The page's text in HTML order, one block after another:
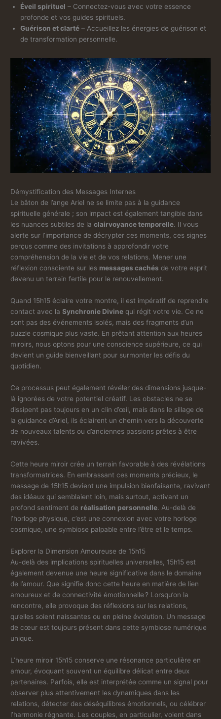
Éveil spirituel – Connectez-vous avec votre essence
profonde et vos guides spirituels.
Guérison et clarté – Accueillez les énergies de guérison et
de transformation personnelle.
Démystification des Messages Internes
Le bâton de l’ange Ariel ne se limite pas à la guidance
spirituelle générale ; son impact est également tangible dans
les nuances subtiles de laclairvoyance temporelle. Il vous
alerte sur l’importance de décrypter ces moments, ces signes
perçus comme des invitations à approfondir votre
compréhension de la vie et de vos relations. Mener une
réflexion consciente sur les messages cachés de votre esprit
devenu un terrain fertile pour le renouvellement.
Quand 15h15 éclaire votre montre, il est impératif de reprendre
contact avec laSynchronie Divine qui régit votre vie. Ce ne
sont pas des événements isolés, mais des fragments d’un
puzzle cosmique plus vaste. En prêtant attention aux heures
miroirs, nous optons pour une conscience supérieure, ce qui
devient un guide bienveillant pour surmonter les défis du
quotidien.
Ce processus peut également révéler des dimensions jusque-
là ignorées de votre potentiel créatif. Les obstacles ne se
dissipent pas toujours en un clin d’œil, mais dans le sillage de
la guidance d’Ariel, ils éclairent un chemin vers la découverte
de nouveaux talents ou d’anciennes passions prêtes à être
ravivées.
Cette heure miroir crée un terrain favorable à des révélations
transformatrices. En embrassant ces moments précieux, le
message de 15h15 devient une impulsion bienfaisante, ravivant
des idéaux qui semblaient loin, mais surtout, activant un
profond sentiment de réalisation personnelle. Au-delà de
l’horloge physique, c’est une connexion avec votre horloge
cosmique, une symbiose palpable entre l’être et le temps.
Explorer la Dimension Amoureuse de 15h15
Au-delà des implications spirituelles universelles, 15h15 est
également devenue une heure significative dans le domaine
de l’amour. Que signifie donc cette heure en matière de lien
amoureux et de connectivité émotionnelle ? Lorsqu’on la
rencontre, elle provoque des réflexions sur les relations,
qu’elles soient naissantes ou en pleine évolution. Un message
de cœur est toujours présent dans cette symbiose numérique
unique.
L’heure miroir 15h15 conserve une résonance particulière en
amour, évoquant souvent un équilibre délicat entre deux
partenaires. Parfois, elle est interprétée comme un signal pour
observer plus attentivement les dynamiques dans les
relations, détecter des déséquilibres émotionnels, ou célébrer
l’harmonie régnante. Les couples, en particulier, voient dans